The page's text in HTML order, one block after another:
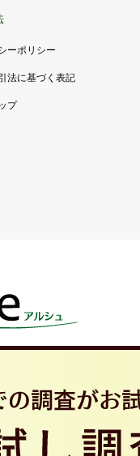
ーポリシー
法に基づく表記
プ